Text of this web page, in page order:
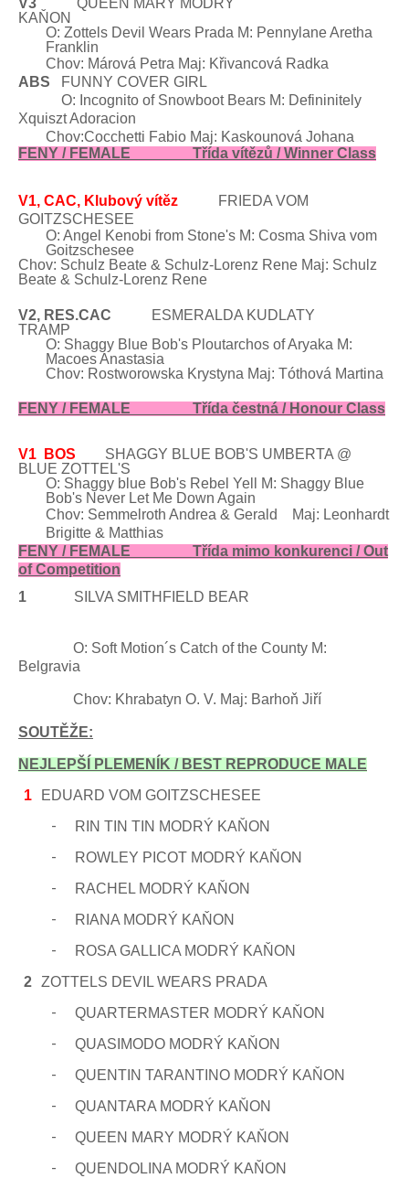
V3 QUEEN MARY MODRÝ
KAŇON
O: Zottels Devil Wears Prada M: Pennylane Aretha
Franklin
Chov: Márová Petra Maj: Křivancová Radka
ABS FUNNY COVER GIRL
O: Incognito of Snowboot Bears M: Defininitely
Xquiszt Adoracion
Chov:Cocchetti Fabio Maj: Kaskounová Johana
FENY / FEMALE Třída vítězů / Winner Class
V1, CAC, Klubový vítěz FRIEDA VOM
GOITZSCHESEE
O: Angel Kenobi from Stone's M: Cosma Shiva vom
Goitzschesee
Chov: Schulz Beate & Schulz-Lorenz Rene Maj: Schulz
Beate & Schulz-Lorenz Rene
V2, RES.CAC ESMERALDA KUDLATY
TRAMP
O: Shaggy Blue Bob's Ploutarchos of Aryaka M:
Macoes Anastasia
Chov: Rostworowska Krystyna Maj: Tóthová Martina
FENY / FEMALE Třída čestná / Honour Class
V1 BOS
SHAGGY BLUE BOB'S UMBERTA @
BLUE ZOTTEL'S
O: Shaggy blue Bob's Rebel Yell M: Shaggy Blue
Bob's Never Let Me Down Again
Chov: Semmelroth Andrea & Gerald Maj: Leonhardt
Brigitte & Matthias
FENY / FEMALE Třída mimo konkurenci / Out
of Competition
1 SILVA SMITHFIELD BEAR
O: Soft Motion´s Catch of the County M:
Belgravia
Chov: Khrabatyn O. V. Maj: Barhoň Jiří
SOUTĚŽE:
NEJLEPŠÍ PLEMENÍK / BEST REPRODUCE MALE
1
EDUARD VOM GOITZSCHESEE
- RIN TIN TIN MODRÝ KAŇON
- ROWLEY PICOT MODRÝ KAŇON
- RACHEL MODRÝ KAŇON
- RIANA MODRÝ KAŇON
-
ROSA GALLICA MODRÝ KAŇON
2 ZOTTELS DEVIL WEARS PRADA
- QUARTERMASTER MODRÝ KAŇON
- QUASIMODO MODRÝ KAŇON
- QUENTIN TARANTINO MODRÝ KAŇON
- QUANTARA MODRÝ KAŇON
- QUEEN MARY MODRÝ KAŇON
- QUENDOLINA MODRÝ KAŇON